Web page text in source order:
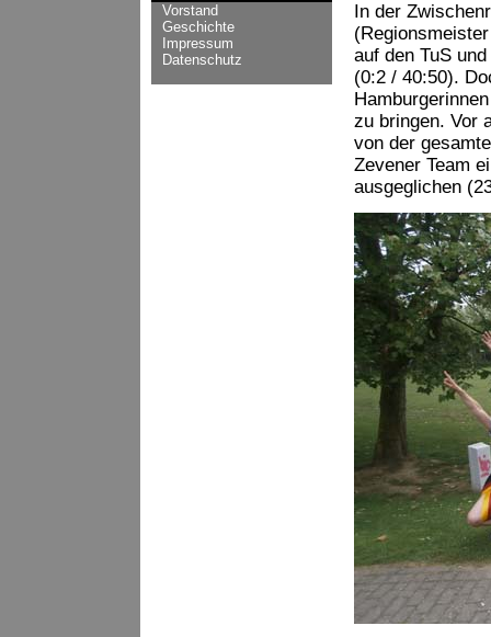
Vorstand
Geschichte
Impressum
Datenschutz
In der
auf den TuS
(0:2 / 40:50).
zu bringen. Vor
von der
Zevener Team
ausgeglichen